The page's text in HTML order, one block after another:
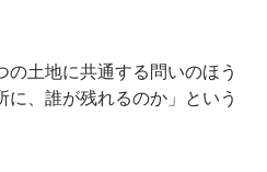
土地に共通する問いのほう
、誰が残れるのか」という